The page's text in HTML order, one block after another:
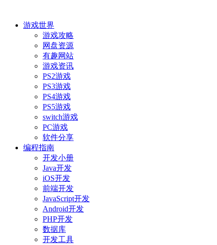
游戏世界
游戏攻略
网盘资源
有趣网站
游戏资讯
PS2游戏
PS3游戏
PS4游戏
PS5游戏
switch游戏
PC游戏
软件分享
编程指南
开发小册
Java开发
iOS开发
前端开发
JavaScript开发
Android开发
PHP开发
数据库
开发工具